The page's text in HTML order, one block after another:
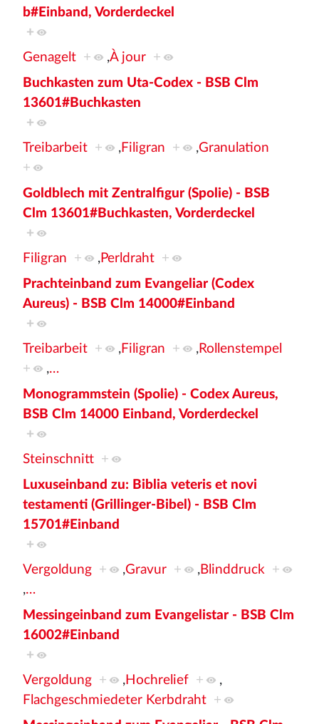
b#Einband, Vorderdeckel
+
Genagelt + ,À jour +
Buchkasten zum Uta-Codex - BSB Clm
13601#Buchkasten
+
Treibarbeit + ,Filigran + ,Granulation
+
Goldblech mit Zentralfigur (Spolie) - BSB
Clm 13601#Buchkasten, Vorderdeckel
+
Filigran
+ ,Perldraht +
Prachteinband zum Evangeliar (Codex
Aureus) - BSB Clm 14000#Einband
+
Treibarbeit + ,Filigran + ,Rollenstempel
+
,…
Monogrammstein (Spolie) - Codex Aureus,
BSB Clm 14000 Einband, Vorderdeckel
+
Steinschnitt +
Luxuseinband zu: Biblia veteris et novi
testamenti (Grillinger-Bibel) - BSB Clm
15701#Einband
+
Vergoldung + ,Gravur + ,Blinddruck +
,…
Messingeinband zum Evangelistar - BSB Clm
16002#Einband
+
Vergoldung + ,Hochrelief +
,
Flachgeschmiedeter Kerbdraht +